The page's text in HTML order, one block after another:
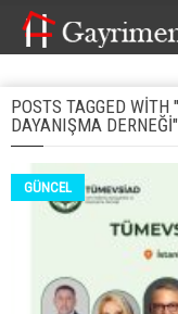
POSTS TAGGED
DAYANIŞMA DERNEĞI"
GÜNCEL